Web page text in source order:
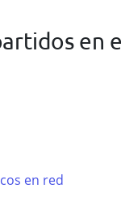
en
en red